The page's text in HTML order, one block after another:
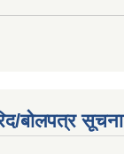
बोलपत्र सूचना